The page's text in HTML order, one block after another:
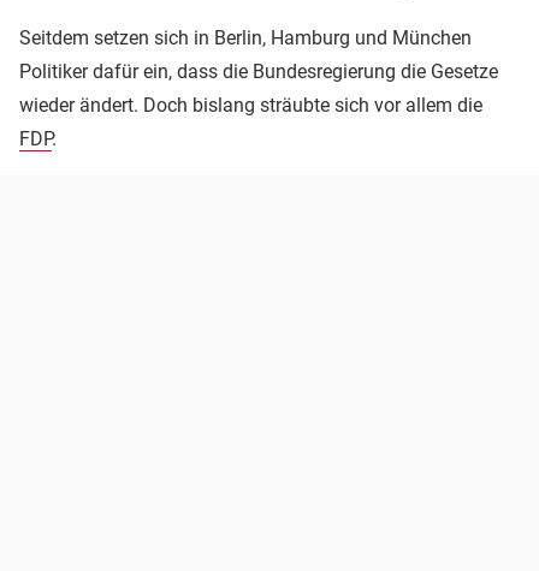
Seitdem setzen sich in Berlin, Hamburg und München
Politiker dafür ein, dass die Bundesregierung die Gesetze
wieder ändert. Doch bislang sträubte sich vor allem die
FDP.